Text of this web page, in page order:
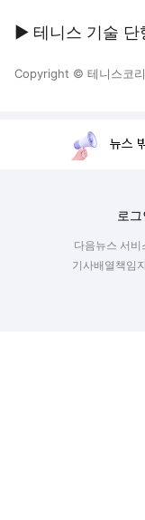
▶ 테니스 기술 단
Copyright © 테니스코
뉴스
로그
다음뉴스 서비
기사배열책임